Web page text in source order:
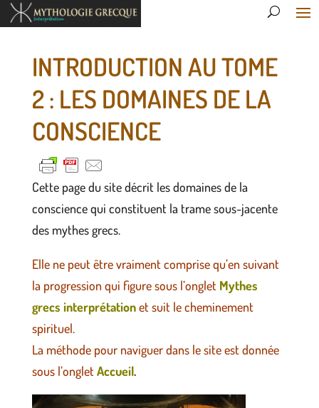
INTRODUCTION AU TOME
2 : LES DOMAINES DE LA
CONSCIENCE
Cette page du site décrit les domaines de la
conscience qui constituent la trame sous-jacente
des mythes grecs.
Elle ne peut être vraiment comprise qu’en suivant
la progression qui figure sous l’onglet Mythes
grecs interprétationet suit le cheminement
spirituel.
La méthode pour naviguer dans le site est donnée
sous l’onglet Accueil.